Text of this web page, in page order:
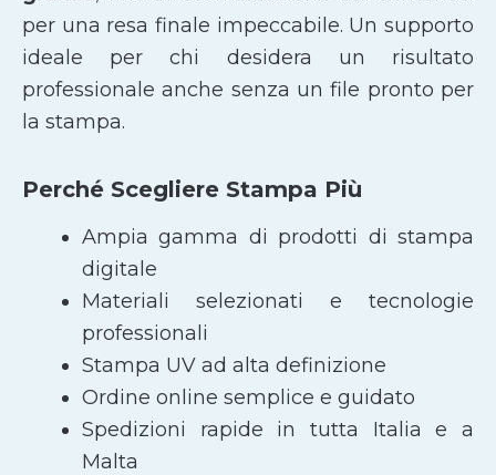
per una resa finale impeccabile. Un supporto
ideale per chi desidera un risultato
professionale anche senza un file pronto per
la stampa.
Perché Scegliere Stampa Più
Ampia gamma di prodotti di stampa
digitale
Materiali selezionati e tecnologie
professionali
Stampa UV ad alta definizione
Ordine online semplice e guidato
Spedizioni rapide in tutta Italia e a
Malta